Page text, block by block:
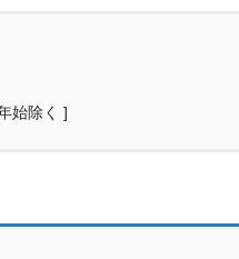
始除く ]